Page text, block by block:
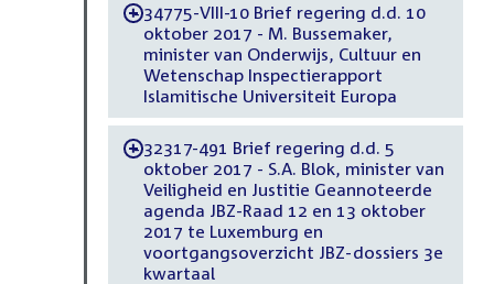
-34775-VIII-10 Brief regering d.d. 10
oktober 2017 - M. Bussemaker,
minister van Onderwijs, Cultuur en
Wetenschap Inspectierapport
Islamitische Universiteit Europa
-32317-491 Brief regering d.d. 5
oktober 2017 - S.A. Blok, minister van
Veiligheid en Justitie Geannoteerde
agenda JBZ-Raad 12 en 13 oktober
2017 te Luxemburg en
voortgangsoverzicht JBZ-dossiers 3e
kwartaal